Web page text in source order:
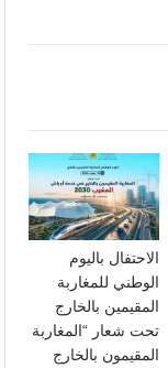
الاحتفال باليوم
الوطني للمغاربة
المقيمين بالخارج
تحت شعار “المغاربة
المقيمون بالخارج